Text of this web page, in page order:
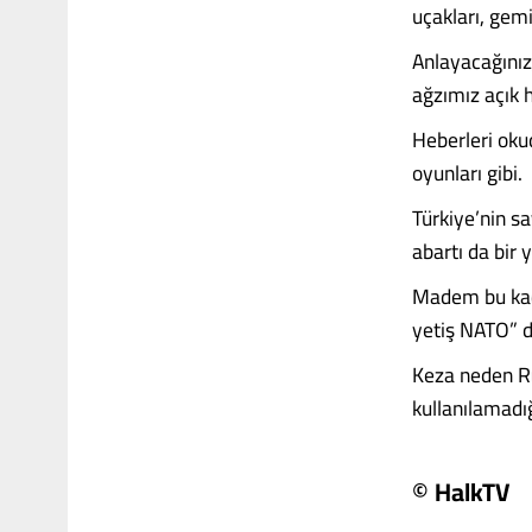
uçakları,
ağzımız
Heberleri
oyunları gibi.
Türkiye’nin
abartı da bir
Madem bu
yetiş NATO”
Keza neden
© HalkTV